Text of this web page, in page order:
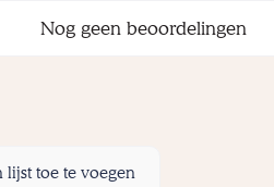
Nog geen beoordelingen
lijst toe te voegen